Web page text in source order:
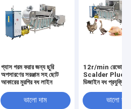
গ্যাস গরম করার জন্য ছুরি
অপসারণের সরঞ্জাম সহ ছোট
আকারের মুরগির বধ লাইন
ভালো দাম
12r/min
Scalder Plucker
ডিজাইন বধ প্রযুক্তির
ভালো দাম